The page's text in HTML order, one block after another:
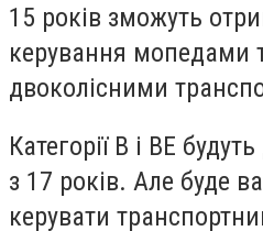
15 років зможуть
керування мопедами
двоколісними
Категорії B і BE
з 17 років. Але буде
керувати